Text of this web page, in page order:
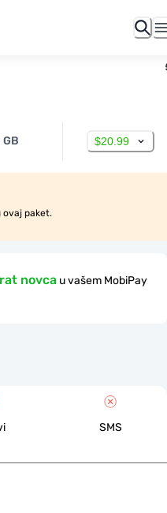
$20.99
ovaj paket.
novca u vašem MobiPay
SMS